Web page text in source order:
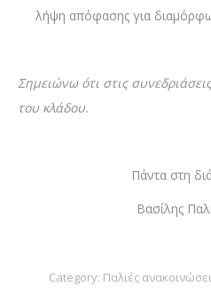
λήψη απόφασης για
Σημειώνω ότι στις
του κλάδου.
Πάντα στη
Βασίλης
Category: Παλιές